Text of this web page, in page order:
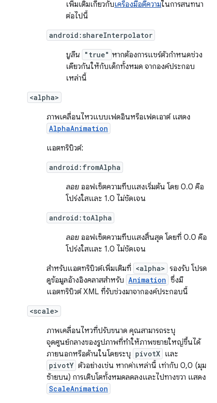
เพิ่มเติมเกี่ยวกับเครื่องมือตีความในการสนทนา
ต่อไปนี้
android:shareInterpolator
บูลีน "true" หากต้องการแชร์ตัวกำหนดช่วง
เดียวกันให้กับเด็กทั้งหมด จากองค์ประกอบ
เหล่านี้
<alpha>
ภาพเคลื่อนไหวแบบเฟดอินหรือเฟดเอาต์ แสดง
AlphaAnimation
แอตทริบิวต์:
android:fromAlpha
ลอย ออฟเซ็ตความทึบแสงเริ่มต้น โดย 0.0 คือ
โปร่งใสและ 1.0 ไม่ชัดเจน
android:toAlpha
ลอย ออฟเซ็ตความทึบแสงสิ้นสุด โดยที่ 0.0 คือ
โปร่งใสและ 1.0 ไม่ชัดเจน
สำหรับแอตทริบิวต์เพิ่มเติมที่ <alpha> รองรับ โปรด
ดูข้อมูลอ้างอิงคลาสสำหรับ Animation ซึ่งมี
แอตทริบิวต์ XML ที่รับช่วงมาจากองค์ประกอบนี้
<scale>
ภาพเคลื่อนไหวที่ปรับขนาด คุณสามารถระบุ
จุดศูนย์กลางของรูปภาพที่ทำให้ภาพขยายใหญ่ขึ้นได้
ภายนอกหรือด้านในโดยระบุ pivotX และ
pivotY ตัวอย่างเช่น หากค่าเหล่านี้ เท่ากับ 0,0 (มุม
ซ้ายบน) การเติบโตทั้งหมดลดลงและไปทางขวา แสดง
ScaleAnimation